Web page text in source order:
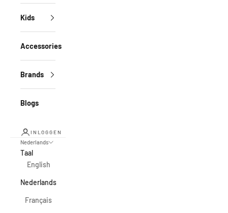
Kids
Accessories
Brands
Blogs
INLOGGEN
Nederlands
Taal
English
Nederlands
Français